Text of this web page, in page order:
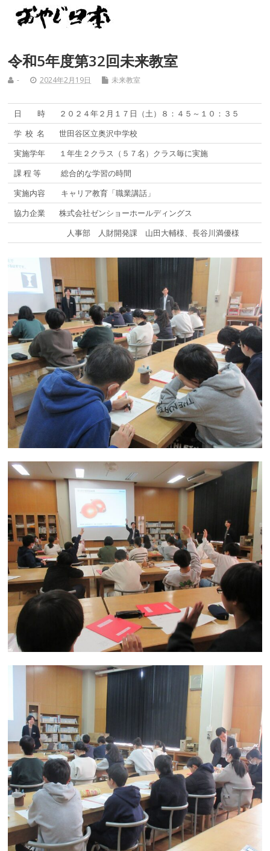
令和5年度第32回未来教室
- 2024年2月19日 未来教室
日 時
２０２４年２月１７日（土）８：４５～１０：３５
学 校 名
世田谷区立奥沢中学校
実施学年
１年生２クラス（５７名）クラス毎に実施
課 程 等
総合的な学習の時間
実施内容
キャリア教育「職業講話」
協力企業
株式会社ゼンショーホールディングス
人事部 人財開発課 山田大輔様、長谷川満優様